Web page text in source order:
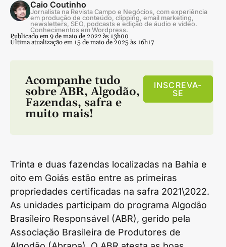
Caio Coutinho
Jornalista na Revista Campo e Negócios, com experiência
em produção de conteúdo, clipping, email marketing,
newsletters, SEO, podcasts e edição de áudio e vídeo.
Conhecimentos em Wordpress.
Publicado em 9 de maio de 2022 às 13h00
Última atualização em 15 de maio de 2025 às 16h17
Acompanhe tudo
sobre ABR, Algodão,
Fazendas, safra e
muito mais!
INSCREVA-
SE
Trinta e duas fazendas localizadas na Bahia e
oito em Goiás estão entre as primeiras
propriedades certificadas na safra 2021\2022.
As unidades participam do programa Algodão
Brasileiro Responsável (ABR), gerido pela
Associação Brasileira de Produtores de